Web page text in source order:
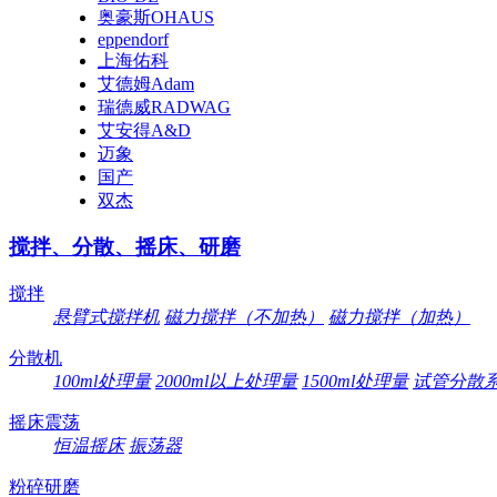
奥豪斯OHAUS
eppendorf
上海佑科
艾德姆Adam
瑞德威RADWAG
艾安得A&D
迈象
国产
双杰
搅拌、分散、摇床、研磨
搅拌
悬臂式搅拌机 磁力搅拌（不加热） 磁力搅拌（加热）
分散机
100ml处理量 2000ml以上处理量 1500ml处理量 试管分散
摇床震荡
恒温摇床 振荡器
粉碎研磨